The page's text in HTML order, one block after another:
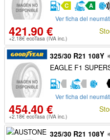
C A
Ver ficha del
421.90 €
+2.18€ ecoTasa (IVA inc.)
325/30 R21 108Y
EAGLE F1
Ver ficha del
454.40 €
+2.18€ ecoTasa (IVA inc.)
325/30 R21 108Y